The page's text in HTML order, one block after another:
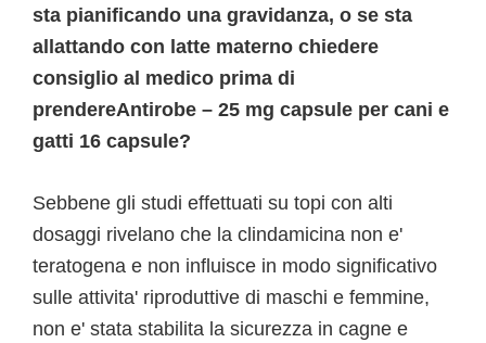
sta pianificando una gravidanza, o se sta
allattando con latte materno chiedere
consiglio al medico prima di
prendereAntirobe – 25 mg capsule per cani e
gatti 16 capsule?
Sebbene gli studi effettuati su topi con alti
dosaggi rivelano che la clindamicina non e'
teratogena e non influisce in modo significativo
sulle attivita' riproduttive di maschi e femmine,
non e' stata stabilita la sicurezza in cagne e